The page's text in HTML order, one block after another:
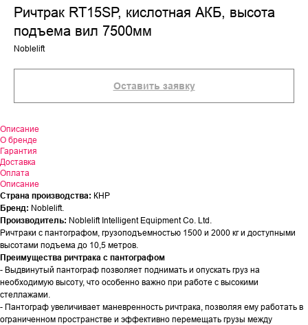
Ричтрак RT15SP, кислотная АКБ, высота
подъема вил 7500мм
Noblelift
Оставить заявку
Описание
О бренде
Гарантия
Доставка
Оплата
Описание
Страна производства: КНР
Бренд: Noblelift.
Производитель: Noblelift Intelligent Equipment Co. Ltd.
Ричтраки с пантографом, грузоподъемностью 1500 и 2000 кг и доступными
высотами подъема до 10,5 метров.
Преимущества ричтрака с пантографом
- Выдвинутый пантограф позволяет поднимать и опускать груз на
необходимую высоту, что особенно важно при работе с высокими
стеллажами.
- Пантограф увеличивает маневренность ричтрака, позволяя ему работать в
ограниченном пространстве и эффективно перемещать грузы между